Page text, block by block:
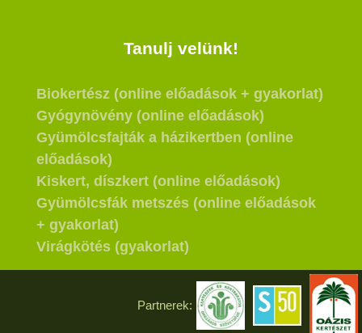
Tanulj velünk!
Biokertész (online előadások + gyakorlat)
Gyógynövény (online előadások)
Gyümölcsfajták a házikertben (online
előadások)
Kiskert, díszkert (online előadások)
Gyümölcsfák metszés (online előadások
+ gyakorlat)
Virágkötés (gyakorlat)
Partnerek: